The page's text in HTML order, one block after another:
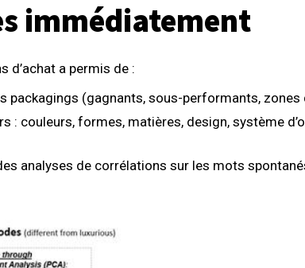
immédiatement
d’achat a permis de :
packagings (gagnants, sous-performants, zones
: couleurs, formes, matières, design, système
analyses de corrélations sur les mots